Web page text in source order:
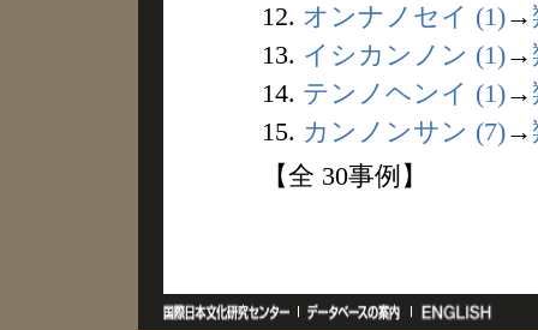
12. オンナノセイ (1)→
13. イシカンノン (1)→
14. テンノヘンイ (1)→
15. カンノンサン (7)→
【全 30事例】